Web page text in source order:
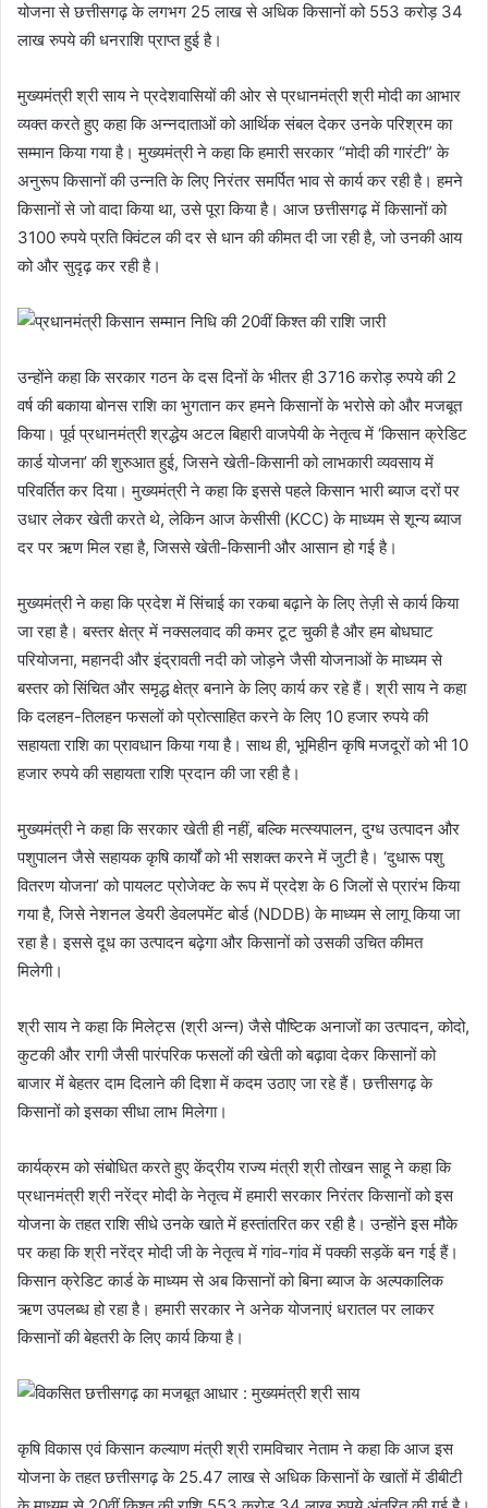
योजना से छत्तीसगढ़ के लगभग 25 लाख से अधिक किसानों को 553 करोड़ 34
लाख रुपये की धनराशि प्राप्त हुई है।
मुख्यमंत्री श्री साय ने प्रदेशवासियों की ओर से प्रधानमंत्री श्री मोदी का आभार
व्यक्त करते हुए कहा कि अन्नदाताओं को आर्थिक संबल देकर उनके परिश्रम का
सम्मान किया गया है। मुख्यमंत्री ने कहा कि हमारी सरकार “मोदी की गारंटी” के
अनुरूप किसानों की उन्नति के लिए निरंतर समर्पित भाव से कार्य कर रही है। हमने
किसानों से जो वादा किया था, उसे पूरा किया है। आज छत्तीसगढ़ में किसानों को
3100 रुपये प्रति क्विंटल की दर से धान की कीमत दी जा रही है, जो उनकी आय
को और सुदृढ़ कर रही है।
उन्होंने कहा कि सरकार गठन के दस दिनों के भीतर ही 3716 करोड़ रुपये की 2
वर्ष की बकाया बोनस राशि का भुगतान कर हमने किसानों के भरोसे को और मजबूत
किया। पूर्व प्रधानमंत्री श्रद्धेय अटल बिहारी वाजपेयी के नेतृत्व में ‘किसान क्रेडिट
कार्ड योजना’ की शुरुआत हुई, जिसने खेती-किसानी को लाभकारी व्यवसाय में
परिवर्तित कर दिया। मुख्यमंत्री ने कहा कि इससे पहले किसान भारी ब्याज दरों पर
उधार लेकर खेती करते थे, लेकिन आज केसीसी (KCC) के माध्यम से शून्य ब्याज
दर पर ऋण मिल रहा है, जिससे खेती-किसानी और आसान हो गई है।
मुख्यमंत्री ने कहा कि प्रदेश में सिंचाई का रकबा बढ़ाने के लिए तेज़ी से कार्य किया
जा रहा है। बस्तर क्षेत्र में नक्सलवाद की कमर टूट चुकी है और हम बोधघाट
परियोजना, महानदी और इंद्रावती नदी को जोड़ने जैसी योजनाओं के माध्यम से
बस्तर को सिंचित और समृद्ध क्षेत्र बनाने के लिए कार्य कर रहे हैं। श्री साय ने कहा
कि दलहन-तिलहन फसलों को प्रोत्साहित करने के लिए 10 हजार रुपये की
सहायता राशि का प्रावधान किया गया है। साथ ही, भूमिहीन कृषि मजदूरों को भी 10
हजार रुपये की सहायता राशि प्रदान की जा रही है।
मुख्यमंत्री ने कहा कि सरकार खेती ही नहीं, बल्कि मत्स्यपालन, दुग्ध उत्पादन और
पशुपालन जैसे सहायक कृषि कार्यों को भी सशक्त करने में जुटी है। ‘दुधारू पशु
वितरण योजना’ को पायलट प्रोजेक्ट के रूप में प्रदेश के 6 जिलों से प्रारंभ किया
गया है, जिसे नेशनल डेयरी डेवलपमेंट बोर्ड (NDDB) के माध्यम से लागू किया जा
रहा है। इससे दूध का उत्पादन बढ़ेगा और किसानों को उसकी उचित कीमत
मिलेगी।
श्री साय ने कहा कि मिलेट्स (श्री अन्न) जैसे पौष्टिक अनाजों का उत्पादन, कोदो,
कुटकी और रागी जैसी पारंपरिक फसलों की खेती को बढ़ावा देकर किसानों को
बाजार में बेहतर दाम दिलाने की दिशा में कदम उठाए जा रहे हैं। छत्तीसगढ़ के
किसानों को इसका सीधा लाभ मिलेगा।
कार्यक्रम को संबोधित करते हुए केंद्रीय राज्य मंत्री श्री तोखन साहू ने कहा कि
प्रधानमंत्री श्री नरेंद्र मोदी के नेतृत्व में हमारी सरकार निरंतर किसानों को इस
योजना के तहत राशि सीधे उनके खाते में हस्तांतरित कर रही है। उन्होंने इस मौके
पर कहा कि श्री नरेंद्र मोदी जी के नेतृत्व में गांव-गांव में पक्की सड़कें बन गई हैं।
किसान क्रेडिट कार्ड के माध्यम से अब किसानों को बिना ब्याज के अल्पकालिक
ऋण उपलब्ध हो रहा है। हमारी सरकार ने अनेक योजनाएं धरातल पर लाकर
किसानों की बेहतरी के लिए कार्य किया है।
कृषि विकास एवं किसान कल्याण मंत्री श्री रामविचार नेताम ने कहा कि आज इस
योजना के तहत छत्तीसगढ़ के 25.47 लाख से अधिक किसानों के खातों में डीबीटी